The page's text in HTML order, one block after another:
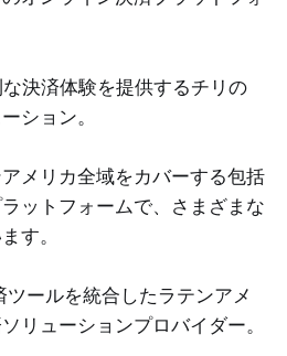
決済体験を提供するチリの
ション。
メリカ全域をカバーする包括
ットフォームで、さまざまな
す。
ツールを統合したラテンアメ
リューションプロバイダー。